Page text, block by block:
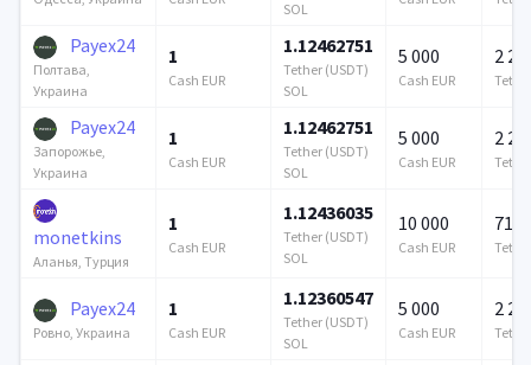
SOL
Payex24
Полтава,
Украина
1
Cash EUR
1.12462751
Tether (USDT)
SOL
5 000
Cash EUR
2
Payex24
Запорожье,
Украина
1
Cash EUR
1.12462751
Tether (USDT)
SOL
5 000
Cash EUR
2
monetkins
Аланья, Турция
1
Cash EUR
1.12436035
Tether (USDT)
SOL
10 000
Cash EUR
715
Payex24
Ровно, Украина
1
Cash EUR
1.12360547
Tether (USDT)
SOL
5 000
Cash EUR
2